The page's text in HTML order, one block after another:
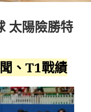
太陽險勝特
、T1戰績